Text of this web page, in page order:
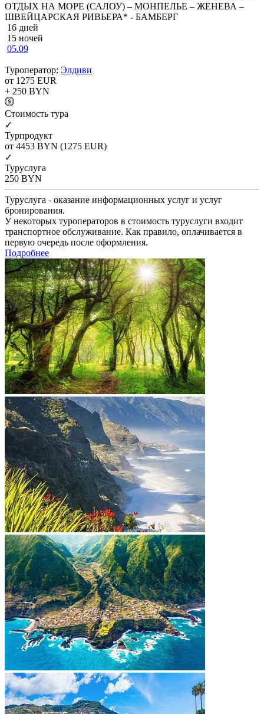
ОТДЫХ НА МОРЕ (САЛОУ) – МОНПЕЛЬЕ – ЖЕНЕВА –
ШВЕЙЦАРСКАЯ РИВЬЕРА* - БАМБЕРГ
16 дней
15 ночей
05.09
Туроператор: Элдиви
от 1275 EUR
+ 250 BYN
Cтоимость тура
✓
Турпродукт
от 4453 BYN (1275 EUR)
✓
Туруслуга
250 BYN
Туруслуга - оказание информационных услуг и услуг
бронирования.
У некоторых туроператоров в стоимость туруслуги входит
транспортное обслуживание. Как правило, оплачивается в
первую очередь после оформления.
Подробнее